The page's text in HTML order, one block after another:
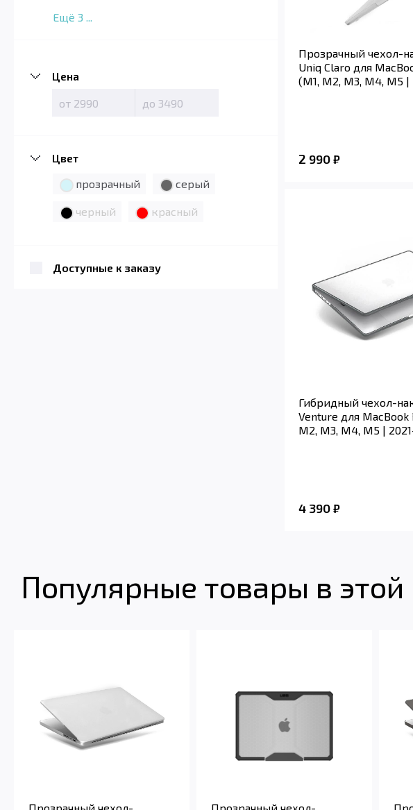
Ещё 3 ...
Цена
Цвет
прозрачный
серый
черный красный
Доступные к заказу
Прозрачный чехол-
Uniq Claro для
(M1, M2, M3, M4, M5 |
2 990 ₽
Гибридный чехол-
Venture для MacBook
M2, M3, M4, M5 |
4 390 ₽
Популярные товары в этой